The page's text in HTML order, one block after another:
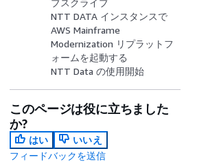
ブスクライブ
NTT DATA インスタンスで
AWS Mainframe
Modernization リプラットフ
ォームを起動する
NTT Data の使用開始
このページは役に立ちました
か?
はい
いいえ
フィードバックを送信